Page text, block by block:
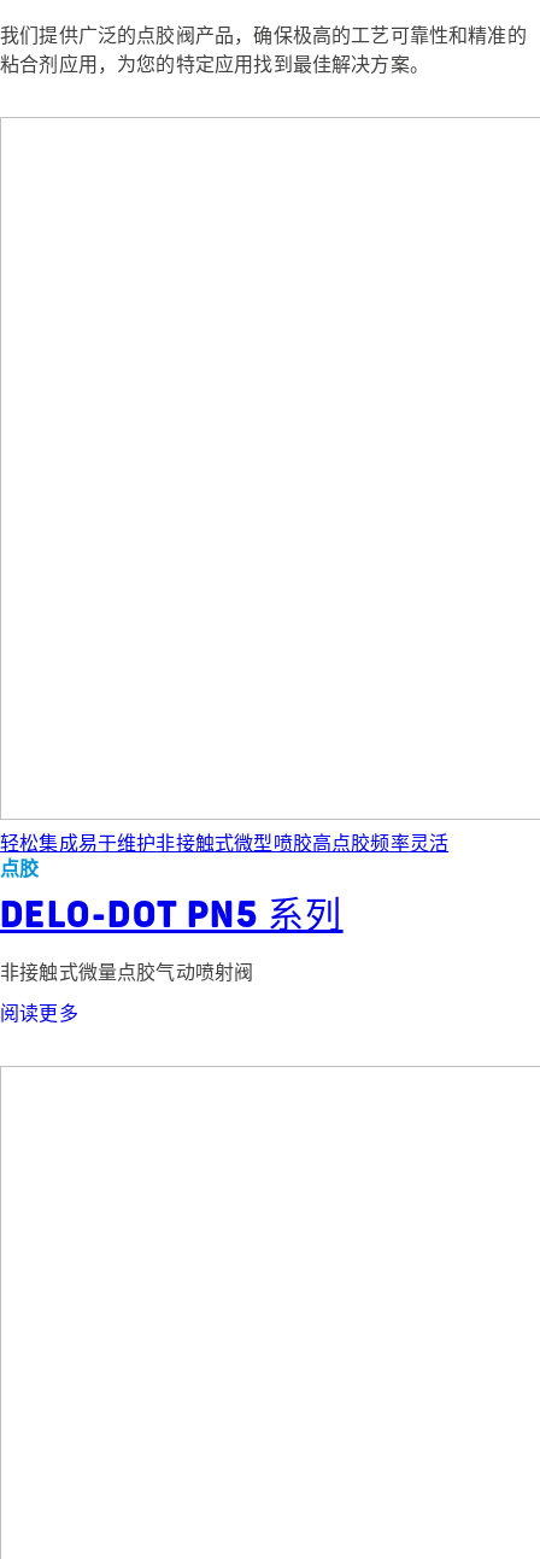
我们提供广泛的点胶阀产品，确保极高的工艺可靠性和精准的
粘合剂应用，为您的特定应用找到最佳解决方案。
轻松集成易于维护非接触式微型喷胶高点胶频率灵活
点胶
DELO-DOT PN5 系列
非接触式微量点胶气动喷射阀
阅读更多